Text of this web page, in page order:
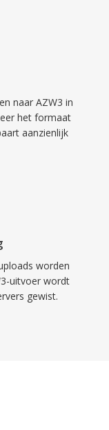
naar AZW3 in
het formaat
aanzienlijk
worden
uitvoer wordt
gewist.